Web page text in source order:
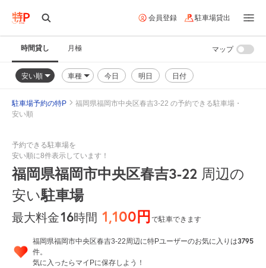
会員登録 駐車場貸出
時間貸し 月極
安い順 車種 今日 明日 日付
マップ
駐車場予約の特P
福岡県福岡市中央区春吉3-22 の予約できる駐車場・
安い順
予約できる駐車場を
安い順に8件表示しています！
福岡県福岡市中央区春吉3-22 周辺の
安い駐車場
最大料金16時間 1,100円で駐車できます
福岡県福岡市中央区春吉3-22周辺に特Pユーザーのお気に入りは3795
件。
気に入ったらマイPに保存しよう！